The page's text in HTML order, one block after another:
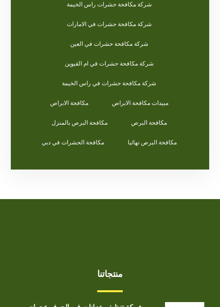
شركة مكافحة حشرات راس الخيمة
شركة مكافحة حشرات في الامارات
شركة مكافحة حشرات في العين
شركة مكافحة حشرات في ام القيوين
شركة مكافحة حشرات في راس الخيمة
مبيدات مكافحة الابراص مكافحة الابراص
مكافحة البرص مكافحة البرص بالمنزل
مكافحة البرص نهائيا مكافحة الحشرات في دبي
منتجاتنا